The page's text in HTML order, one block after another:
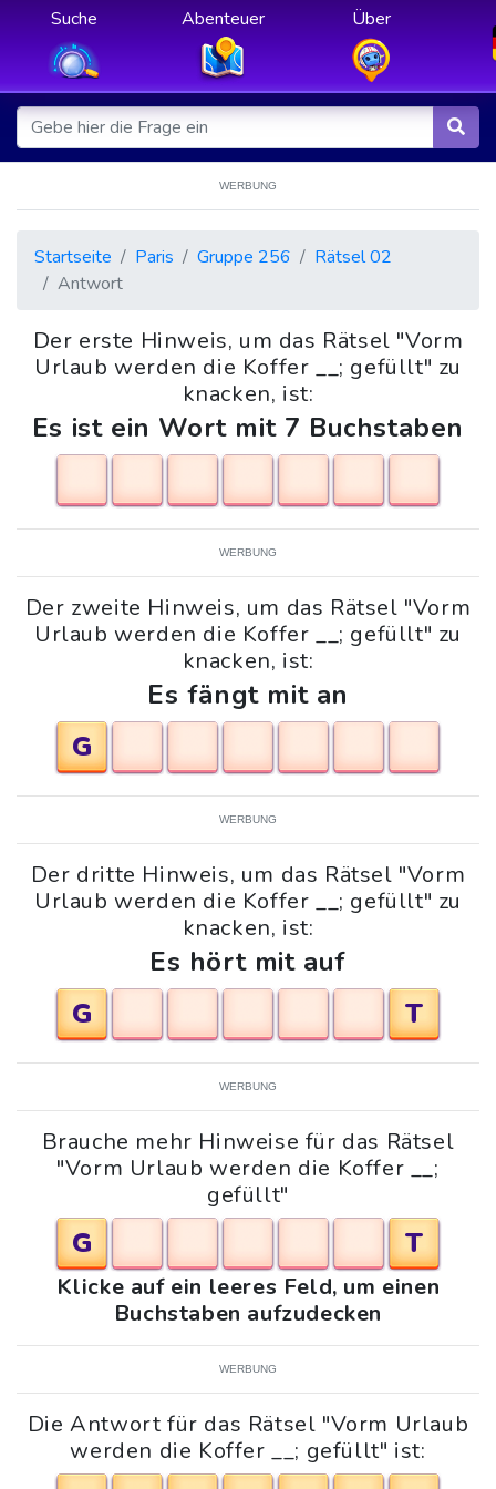
Suche Abenteuer Über
WERBUNG
Startseite Paris Gruppe 256
Rätsel 02
Antwort
Der erste Hinweis, um das Rätsel "Vorm
Urlaub werden die Koffer __; gefüllt" zu
knacken, ist:
Es ist ein Wort mit 7 Buchstaben
WERBUNG
Der zweite Hinweis, um das Rätsel "Vorm
Urlaub werden die Koffer __; gefüllt" zu
knacken, ist:
Es fängt mit an
G
WERBUNG
Der dritte Hinweis, um das Rätsel "Vorm
Urlaub werden die Koffer __; gefüllt" zu
knacken, ist:
Es hört mit auf
G
T
WERBUNG
Brauche mehr Hinweise für das Rätsel
"Vorm Urlaub werden die Koffer __;
gefüllt"
G T
Klicke auf ein leeres Feld, um einen
Buchstaben aufzudecken
WERBUNG
Die Antwort für das Rätsel "Vorm Urlaub
werden die Koffer __; gefüllt" ist: